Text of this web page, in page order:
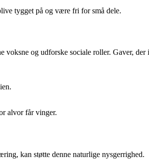
tygget på og være fri for små dele.
voksne og udforske sociale roller. Gaver,
alvor får vinger.
kan støtte denne naturlige nysgerrighed.